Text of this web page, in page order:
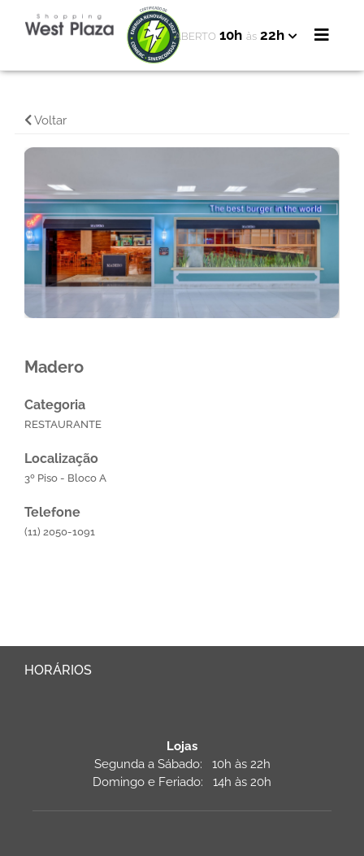
ABERTO 10h às 22h
Voltar
Madero
Categoria
RESTAURANTE
Localização
3º Piso - Bloco A
Telefone
(11) 2050-1091
HORÁRIOS
Lojas
Segunda a Sábado: 10h às 22h
Domingo e Feriado: 14h às 20h